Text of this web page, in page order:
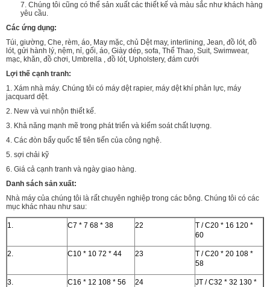
7. Chúng tôi cũng có thể sản xuất các thiết kế và màu sắc như khách hàng
yêu cầu.
Các ứng dụng:
Túi, giường, Che, rèm, áo, May mặc, chủ Dệt may, interlining, Jean, đồ lót, đồ
lót, gửi hành lý, nệm, nỉ, gối, áo, Giày dép, sofa, Thể Thao, Suit, Swimwear,
mạc, khăn, đồ chơi, Umbrella , đồ lót, Upholstery, đám cưới
Lợi thế cạnh tranh:
1. Xám nhà máy. Chúng tôi có máy dệt rapier, máy dệt khí phản lực, máy
jacquard dệt.
2. New và vui nhộn thiết kế.
3. Khả năng mạnh mẽ trong phát triển và kiểm soát chất lượng.
4. Các đòn bẩy quốc tế tiên tiến của công nghệ.
5. sợi chải kỹ
6. Giá cả cạnh tranh và ngày giao hàng.
Danh sách sản xuất:
Nhà máy của chúng tôi là rất chuyên nghiệp trong các bông. Chúng tôi có các
mục khác nhau như sau:
1. C7 * 7 68 * 38 22
T / C20 * 16 120 *
60
2. C10 * 10 72 * 44 23
T / C20 * 20 108 *
58
3. C16 * 12 108 * 56 24
JT / C32 * 32 130 *